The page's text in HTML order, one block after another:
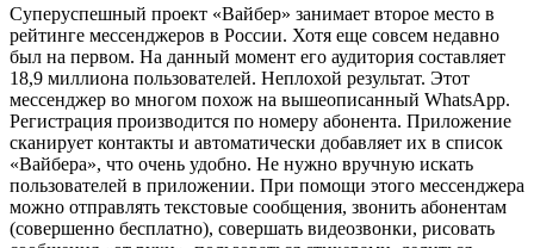
Суперуспешный проект «Вайбер» занимает второе место в
рейтинге мессенджеров в России. Хотя еще совсем недавно
был на первом. На данный момент его аудитория составляет
18,9 миллиона пользователей. Неплохой результат. Этот
мессенджер во многом похож на вышеописанный WhatsApp.
Регистрация производится по номеру абонента. Приложение
сканирует контакты и автоматически добавляет их в список
«Вайбера», что очень удобно. Не нужно вручную искать
пользователей в приложении. При помощи этого мессенджера
можно отправлять текстовые сообщения, звонить абонентам
(совершенно бесплатно), совершать видеозвонки, рисовать